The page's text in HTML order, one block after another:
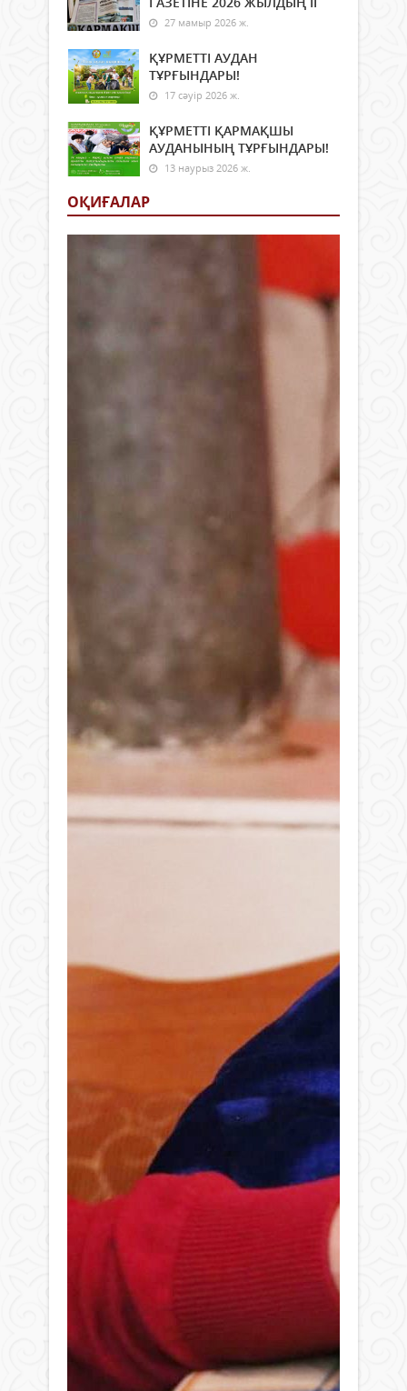
27 мамыр 2026 ж.
ҚҰРМЕТТІ АУДАН
ТҰРҒЫНДАРЫ!
17 сәуір 2026 ж.
ҚҰРМЕТТІ ҚАРМАҚШЫ
АУДАНЫНЫҢ ТҰРҒЫНДАРЫ!
13 наурыз 2026 ж.
ОҚИҒАЛАР